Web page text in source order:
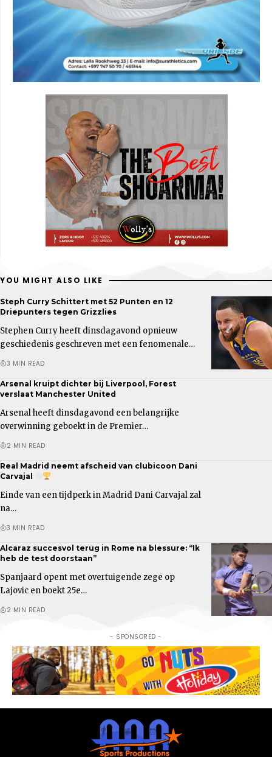
YOU MIGHT ALSO LIKE
Steph Curry Schittert met 52 Punten en 12
Driepunters tegen Grizzlies
Stephen Curry heeft dinsdagavond opnieuw
geschiedenis geschreven met een fenomenale…
3 MIN READ
Arsenal kruipt dichter bij Liverpool, Forest
verslaat Manchester United
Arsenal heeft dinsdagavond een belangrijke
overwinning geboekt in de Premier…
2 MIN READ
Real Madrid neemt afscheid van clubicoon Dani
Carvajal
Einde van een tijdperk in Madrid Dani Carvajal zal
na…
3 MIN READ
Alcaraz succesvol terug in Rome na blessure: “Ik
heb de test doorstaan”
Spanjaard opent met overtuigende zege op
Lajovic en boekt 25e…
2 MIN READ
- SPONSORED -